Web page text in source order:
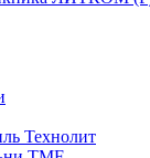
Технолит